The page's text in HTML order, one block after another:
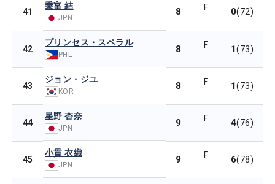
41
乗富 結
JPN
8 F 0(72)
42
プリンセス・スペラル
PHL 8 F 1(73)
43
ジョン・ジユ
KOR 8 F 1(73)
44
星野 杏奈
JPN 9 F 4(76)
45
小貫 衣織
JPN 9 F 6(78)